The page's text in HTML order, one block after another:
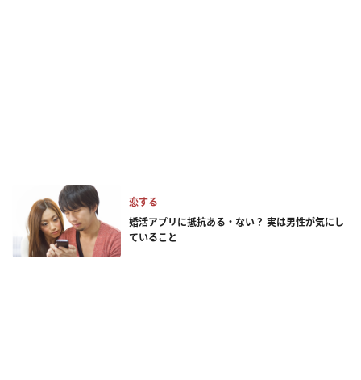
恋する
婚活アプリに抵抗ある・ない？ 実は男性が気にし
ていること